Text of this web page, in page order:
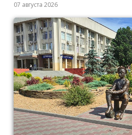
07 августа 2026